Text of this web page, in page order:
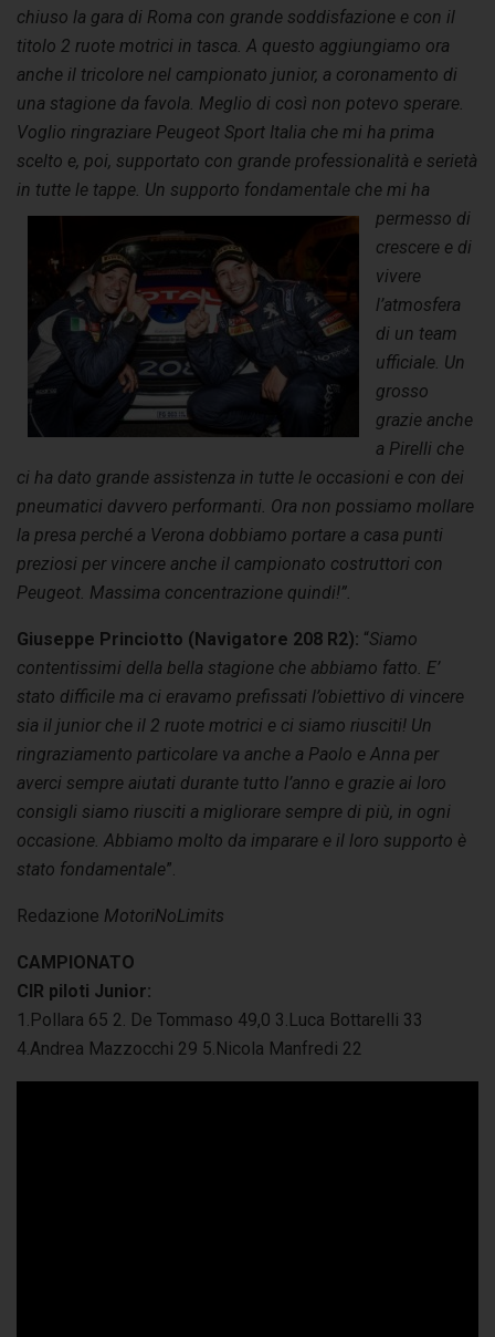
chiuso la gara di Roma con grande soddisfazione e con il
titolo 2 ruote motrici in tasca. A questo aggiungiamo ora
anche il tricolore nel campionato junior, a coronamento di
una stagione da favola. Meglio di così non potevo sperare.
Voglio ringraziare Peugeot Sport Italia che mi ha prima
scelto e, poi, supportato con grande professionalità e serietà
in tutte le tappe. Un supporto fondamentale che mi ha
permesso di
crescere e di
vivere
l’atmosfera
di un team
ufficiale. Un
grosso
grazie anche
a Pirelli che
ci ha dato grande assistenza in tutte le occasioni e con dei
pneumatici davvero performanti. Ora non possiamo mollare
la presa perché a Verona dobbiamo portare a casa punti
preziosi per vincere anche il campionato costruttori con
Peugeot. Massima concentrazione quindi!”.
Giuseppe Princiotto (Navigatore 208 R2): “Siamo
contentissimi della bella stagione che abbiamo fatto. E’
stato difficile ma ci eravamo prefissati l’obiettivo di vincere
sia il junior che il 2 ruote motrici e ci siamo riusciti! Un
ringraziamento particolare va anche a Paolo e Anna per
averci sempre aiutati durante tutto l’anno e grazie ai loro
consigli siamo riusciti a migliorare sempre di più, in ogni
occasione. Abbiamo molto da imparare e il loro supporto è
stato fondamentale”.
Redazione MotoriNoLimits
CAMPIONATO
CIR piloti Junior:
1.Pollara 65 2. De Tommaso 49,0 3.Luca Bottarelli 33
4.Andrea Mazzocchi 29 5.Nicola Manfredi 22